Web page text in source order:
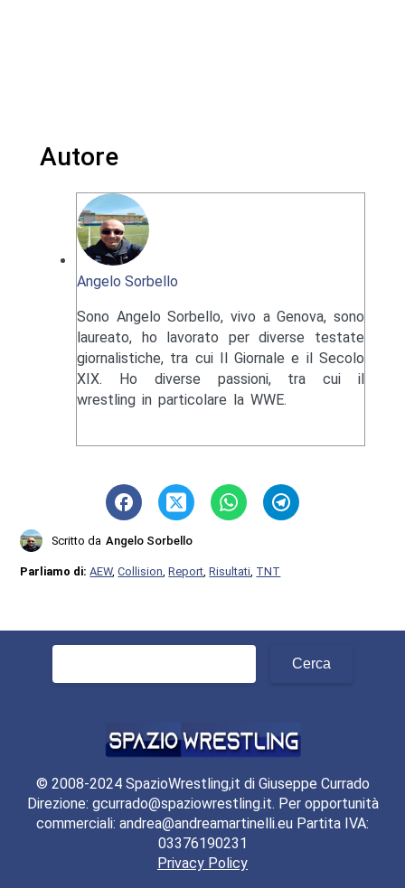
Autore
Angelo Sorbello
Sono Angelo Sorbello, vivo a Genova, sono
laureato, ho lavorato per diverse testate
giornalistiche, tra cui Il Giornale e il Secolo
XIX. Ho diverse passioni, tra cui il
wrestling in particolare la WWE.
Scritto da Angelo Sorbello
Parliamo di:AEW,Collision ,Report ,Risultati TNT
© 2008-2024 SpazioWrestling,it di Giuseppe Currado
Direzione: gcurrado@spaziowrestling.it. Per opportunità
commerciali: andrea@andreamartinelli.eu Partita IVA:
03376190231
Privacy Policy